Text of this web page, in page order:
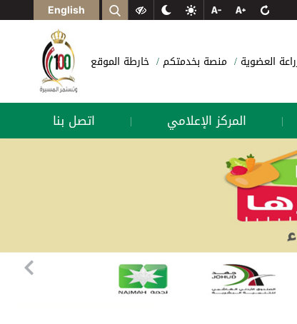
English
العضوية منصة بخدمتكم خارطة الموقع
| المركز الإعلامي | اتصل بنا